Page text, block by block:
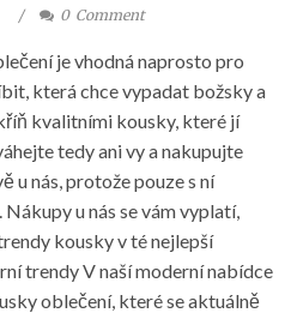
0 Comment
je vhodná naprosto pro
která chce vypadat božsky a
kvalitními kousky, které jí
tedy ani vy a nakupujte
u nás, protože pouze s ní
u nás se vám vyplatí,
kousky v té nejlepší
trendy V naší moderní nabídce
oblečení, které se aktuálně